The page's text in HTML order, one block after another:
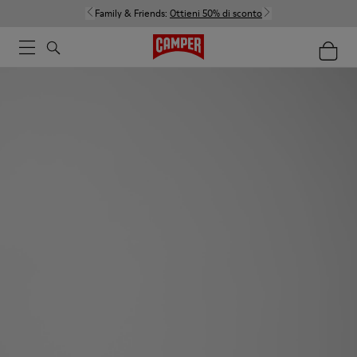
Family & Friends: Ottieni 50% di sconto